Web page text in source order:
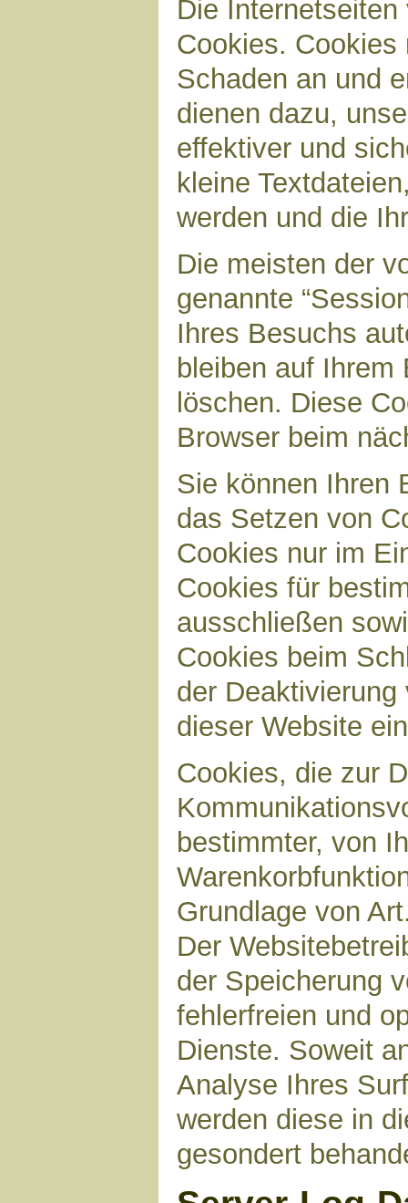
Die
Cookies.
Schaden an und
dienen dazu,
effektiver und
kleine
werden und die
Die meisten der
genannte
Ihres Besuchs
bleiben auf
löschen. Diese
Browser beim
Sie können Ihren
das Setzen von
Cookies nur im
Cookies für
ausschließen
Cookies beim
der
dieser Website
Cookies, die zur
bestimmter, von
Grundlage von
Der
der Speicherung
fehlerfreien und
Dienste. Soweit
Analyse Ihres
werden diese in
gesondert